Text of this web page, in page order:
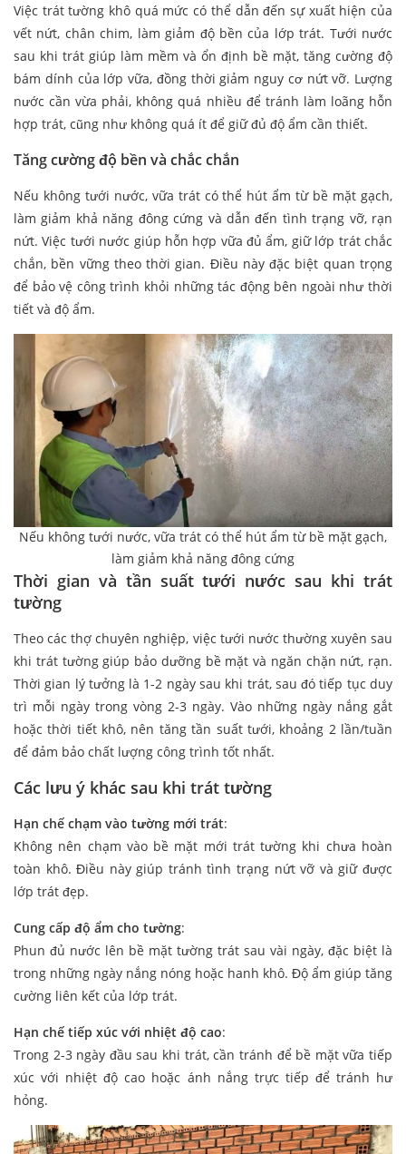
Việc trát tường khô quá mức có thể dẫn đến sự xuất hiện của
vết nứt, chân chim, làm giảm độ bền của lớp trát. Tưới nước
sau khi trát giúp làm mềm và ổn định bề mặt, tăng cường độ
bám dính của lớp vữa, đồng thời giảm nguy cơ nứt vỡ. Lượng
nước cần vừa phải, không quá nhiều để tránh làm loãng hỗn
hợp trát, cũng như không quá ít để giữ đủ độ ẩm cần thiết.
Tăng cường độ bền và chắc chắn
Nếu không tưới nước, vữa trát có thể hút ẩm từ bề mặt gạch,
làm giảm khả năng đông cứng và dẫn đến tình trạng vỡ, rạn
nứt. Việc tưới nước giúp hỗn hợp vữa đủ ẩm, giữ lớp trát chắc
chắn, bền vững theo thời gian. Điều này đặc biệt quan trọng
để bảo vệ công trình khỏi những tác động bên ngoài như thời
tiết và độ ẩm.
Nếu không tưới nước, vữa trát có thể hút ẩm từ bề mặt gạch,
làm giảm khả năng đông cứng
Thời gian và tần suất tưới nước sau khi trát
tường
Theo các thợ chuyên nghiệp, việc tưới nước thường xuyên sau
khi trát tường giúp bảo dưỡng bề mặt và ngăn chặn nứt, rạn.
Thời gian lý tưởng là 1-2 ngày sau khi trát, sau đó tiếp tục duy
trì mỗi ngày trong vòng 2-3 ngày. Vào những ngày nắng gắt
hoặc thời tiết khô, nên tăng tần suất tưới, khoảng 2 lần/tuần
để đảm bảo chất lượng công trình tốt nhất.
Các lưu ý khác sau khi trát tường
Hạn chế chạm vào tường mới trát:
Không nên chạm vào bề mặt mới trát tường khi chưa hoàn
toàn khô. Điều này giúp tránh tình trạng nứt vỡ và giữ được
lớp trát đẹp.
Cung cấp độ ẩm cho tường:
Phun đủ nước lên bề mặt tường trát sau vài ngày, đặc biệt là
trong những ngày nắng nóng hoặc hanh khô. Độ ẩm giúp tăng
cường liên kết của lớp trát.
Hạn chế tiếp xúc với nhiệt độ cao:
Trong 2-3 ngày đầu sau khi trát, cần tránh để bề mặt vữa tiếp
xúc với nhiệt độ cao hoặc ánh nắng trực tiếp để tránh hư
hỏng.